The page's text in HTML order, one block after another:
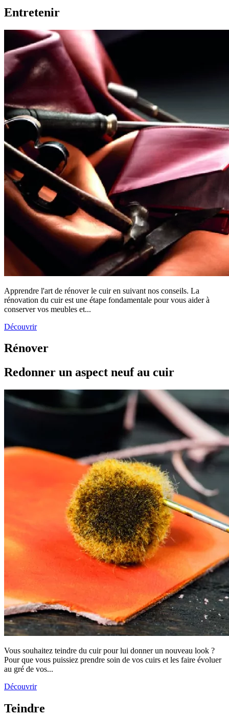
Entretenir
Apprendre l'art de rénover le cuir en suivant nos conseils. La
rénovation du cuir est une étape fondamentale pour vous aider à
conserver vos meubles et...
Découvrir
Rénover
Redonner un aspect neuf au cuir
Vous souhaitez teindre du cuir pour lui donner un nouveau look ?
Pour que vous puissiez prendre soin de vos cuirs et les faire évoluer
au gré de vos...
Découvrir
Teindre